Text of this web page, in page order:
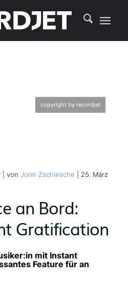
copyright by recordjet
| vonJorin Zschiesche | 25. März
an Bord:
Gratification
mit Instant
Feature für an